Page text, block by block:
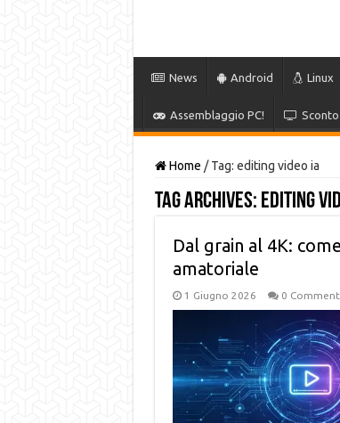
News Android Linux
Assemblaggio PC!
Home / Tag: editing video ia
Tag Archives: editing
Dal grain al 4K:
amatoriale
1 Giugno 2026 0